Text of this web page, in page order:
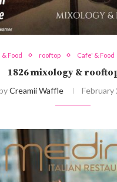
& Food rooftop Cafe' & Food
1826 mixology &
Creamii Waffle February